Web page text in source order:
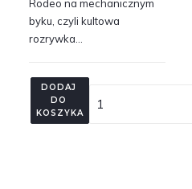
Rodeo na mechanicznym
byku, czyli kultowa
rozrywka…
DODAJ
DO
KOSZYKA